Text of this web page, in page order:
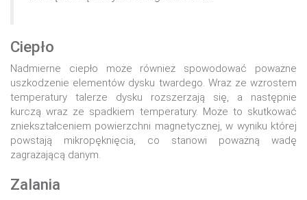
Ciepło
Nadmierne ciepło może również spowodować poważne
uszkodzenie elementów dysku twardego. Wraz ze wzrostem
temperatury talerze dysku rozszerzają się, a następnie
kurczą wraz ze spadkiem temperatury. Może to skutkować
zniekształceniem powierzchni magnetycznej, w wyniku której
powstają mikropęknięcia, co stanowi poważną wadę
zagrażającą danym.
Zalania